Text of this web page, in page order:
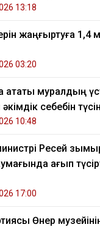
13:18
жаңғыртуға 1,4
03:20
муралдың
себебін
10:48
Ресей
қағып
17:00
Өнер